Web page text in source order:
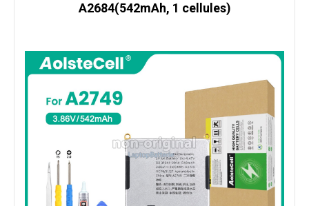
A2684(542mAh, 1 cellules)